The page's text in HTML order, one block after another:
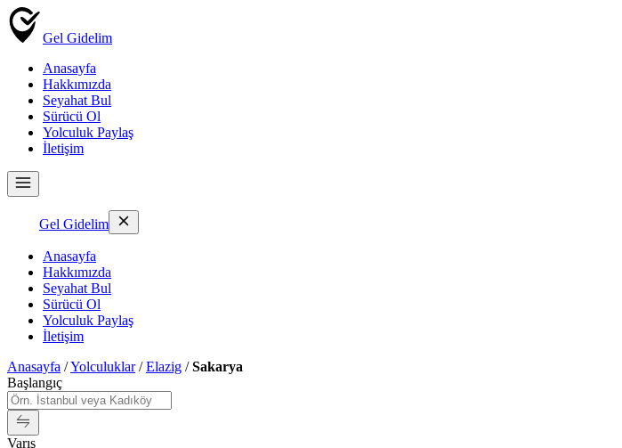
Gel Gidelim
Anasayfa
Hakkımızda
Seyahat Bul
Sürücü Ol
Yolculuk Paylaş
İletişim
Gel Gidelim
Anasayfa
Hakkımızda
Seyahat Bul
Sürücü Ol
Yolculuk Paylaş
İletişim
Anasayfa /Yolculuklar/Elazig /Sakarya
Başlangıç
Varış